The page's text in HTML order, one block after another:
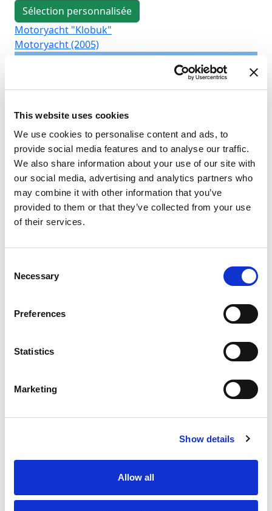
This website uses cookies
We use cookies to personalise content and ads, to
provide social media features and to analyse our traffic.
We also share information about your use of our site with
our social media, advertising and analytics partners who
may combine it with other information that you’ve
provided to them or that they’ve collected from your use
of their services.
Selection
Necessary
Preferences
Statistics
Marketing
Show details
Allow all
Sélection personnalisée
Motoryacht "Klobuk"
Motoryacht (2005)